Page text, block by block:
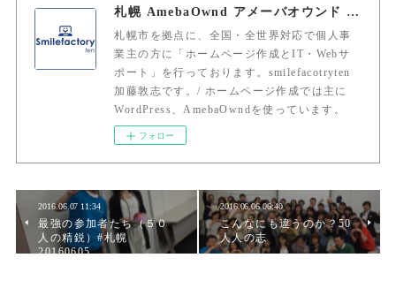
札幌 AmebaOwnd アメーバオウンド 加藤敦志
札幌市を拠点に、全国・全世界対応で個人事
業主の方に「ホームページ作成とIT・Webサ
ポート」を行っております。smilefacotryten
加藤敦志です。/ ホームページ作成では主に
WordPress、AmebaOwndを使っています。
フォロー
2016.06.07 11:34
最強の参加者たち（５０
人の精鋭）#札幌
20160605
2016.06.06 06:40
こんなにも違うのか？50
人人の志